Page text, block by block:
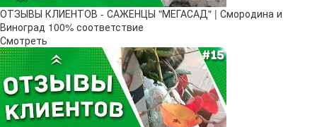
ОТЗЫВЫ КЛИЕНТОВ - САЖЕНЦЫ "МЕГАСАД" | Смородина и
Виноград 100% соответствие
Смотреть